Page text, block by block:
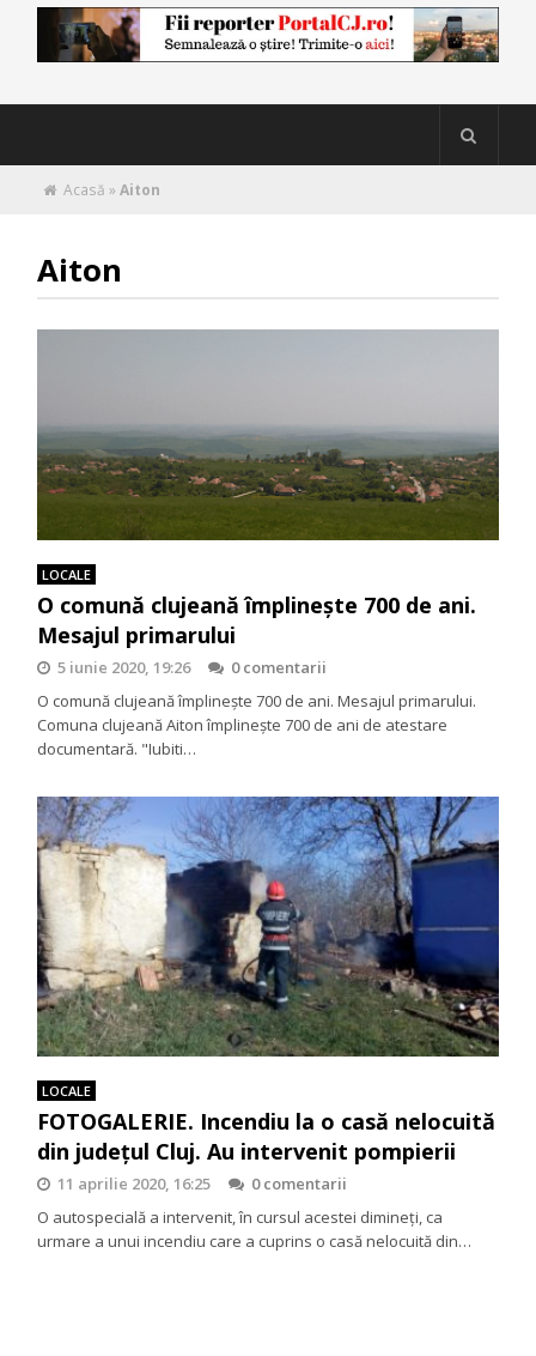
Acasă »Aiton
Aiton
LOCALE
O comună clujeană împlineşte 700 de ani.
Mesajul primarului
5 iunie 2020, 19:26
0 comentarii
O comună clujeană împlineşte 700 de ani. Mesajul primarului.
Comuna clujeană Aiton împlineşte 700 de ani de atestare
documentară. "Iubiti…
LOCALE
FOTOGALERIE. Incendiu la o casă nelocuită
din județul Cluj. Au intervenit pompierii
11 aprilie 2020, 16:25
0 comentarii
O autospecială a intervenit, în cursul acestei dimineți, ca
urmare a unui incendiu care a cuprins o casă nelocuită din…